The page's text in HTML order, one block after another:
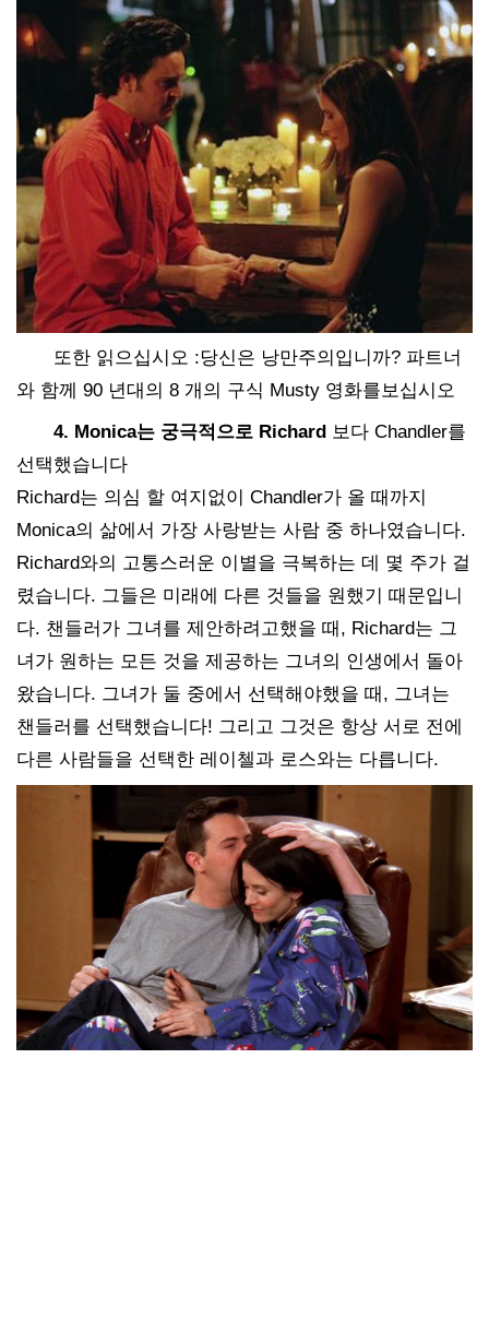
또한 읽으십시오 :당신은 낭만주의입니까? 파트너
와 함께 90 년대의 8 개의 구식 Musty 영화를보십시오
4. Monica는 궁극적으로 Richard 보다 Chandler를
선택했습니다
Richard는 의심 할 여지없이 Chandler가 올 때까지
Monica의 삶에서 가장 사랑받는 사람 중 하나였습니다.
Richard와의 고통스러운 이별을 극복하는 데 몇 주가 걸
렸습니다. 그들은 미래에 다른 것들을 원했기 때문입니
다. 챈들러가 그녀를 제안하려고했을 때, Richard는 그
녀가 원하는 모든 것을 제공하는 그녀의 인생에서 돌아
왔습니다. 그녀가 둘 중에서 선택해야했을 때, 그녀는
챈들러를 선택했습니다! 그리고 그것은 항상 서로 전에
다른 사람들을 선택한 레이첼과 로스와는 다릅니다.